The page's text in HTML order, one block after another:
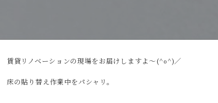
賃貸リノベーションの現場をお届けしますよ～(^o^)／
床の貼り替え作業中をパシャリ。